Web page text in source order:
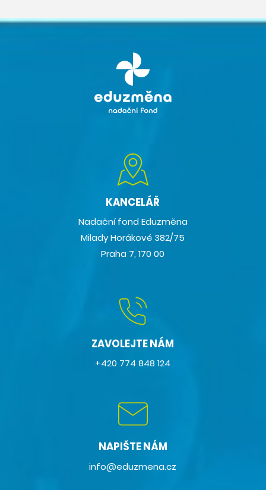
KANCELÁŘ
Nadační fond Eduzměna
Milady Horákové 382/75
Praha 7, 170 00
ZAVOLEJTE NÁM
+420 774 848 124
NAPIŠTE NÁM
info@eduzmena.cz